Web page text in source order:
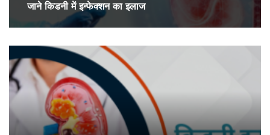
जाने किडनी में इन्फेक्शन का इलाज